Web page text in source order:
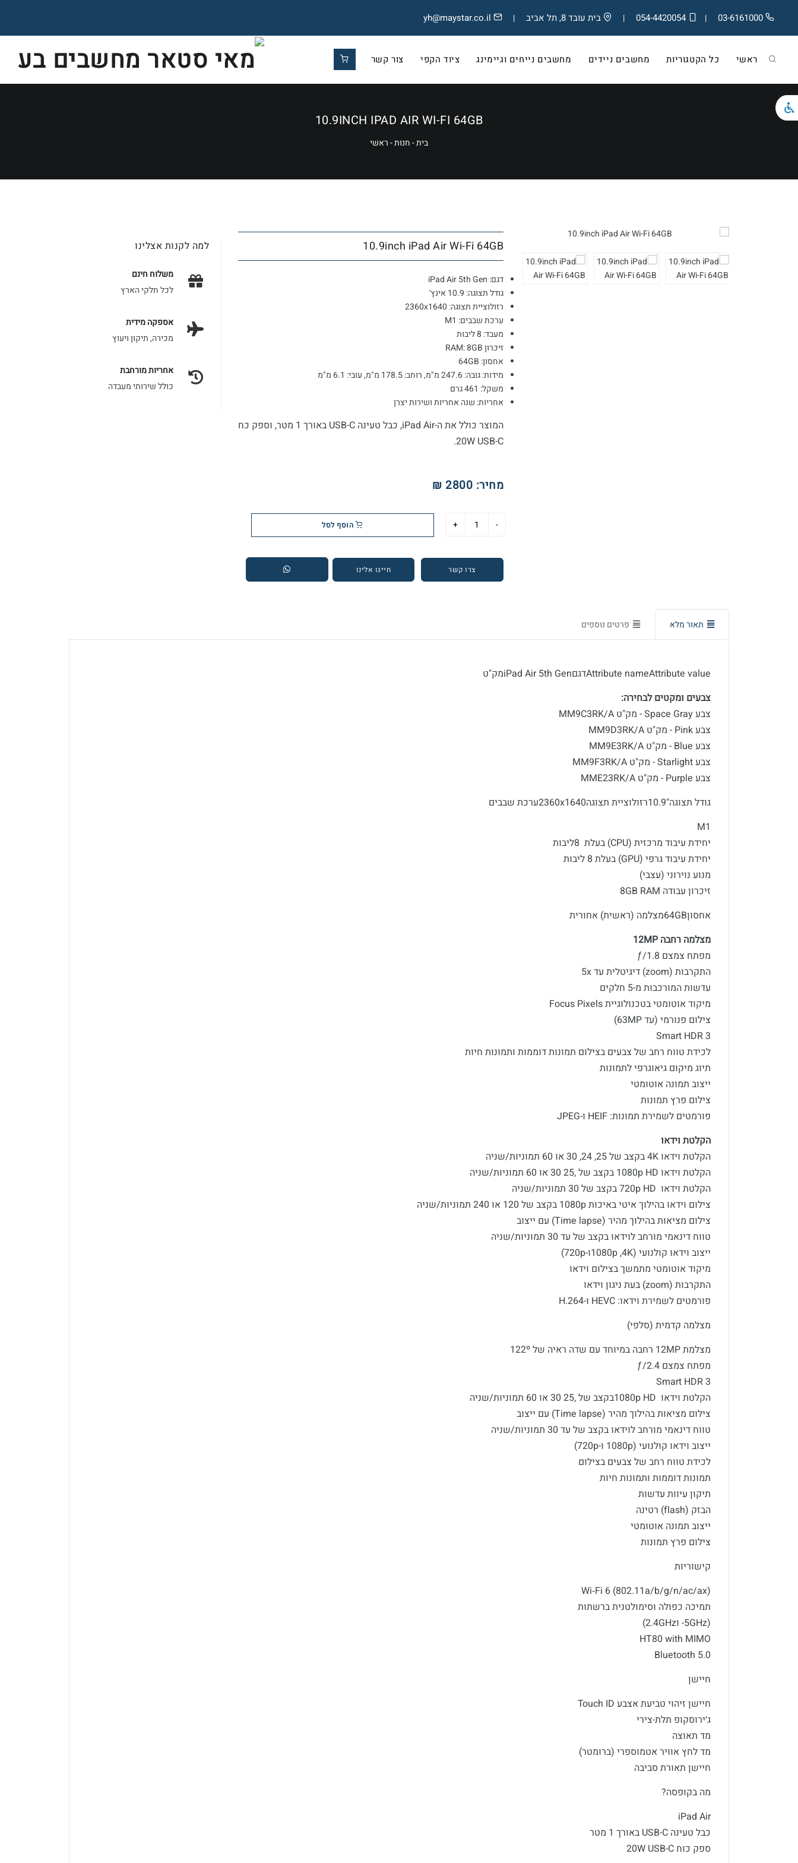
|
| בית עובד 8, תל אביב |
ראשי כל הקטגוריות מחשבים ניידים מחשבים נייחים וגיימינג ציוד הקפי צור קשר
10.9INCH IPAD AIR WI-FI 64GB
בית-חנות-ראשי
10.9inch iPad Air Wi-Fi 64GB
דגם: iPad Air 5th Gen
גודל תצוגה: 10.9 אינץ'
רזולוציית תצוגה: 2360x1640
ערכת שבבים: M1
מעבד: 8 ליבות
זיכרון RAM: 8GB
אחסון: 64GB
מידות: גובה: 247.6 מ"מ, רוחב: 178.5 מ"מ, עובי: 6.1 מ"מ
משקל: 461 גרם
אחריות: שנה אחריות ושירות יצרן
המוצר כולל את ה-iPad Air, כבל טעינה USB-C באורך 1 מטר, וספק כח
20W USB-C.
מחיר: 2800 ₪
הוסף לסל
צרו קשר חייגו אלינו
למה לקנות אצלינו
משלוח חינם
לכל חלקי הארץ
אספקה מידית
מכירה, תיקון ויעוץ
אחריות מורחבת
כולל שירותי מעבדה
תאור מלא פרטים נוספים
Attribute nameAttribute valueדגםiPad Air 5th Genמק"ט
צבעים ומקטים לבחירה:
צבע Space Gray - מק"ט MM9C3RK/A
צבע Pink - מק"ט MM9D3RK/A
צבע Blue - מק"ט MM9E3RK/A
צבע Starlight - מק"ט MM9F3RK/A
צבע Purple - מק"ט MME23RK/A
גודל תצוגה"10.9רזולוציית תצוגה2360x1640ערכת שבבים
M1
יחידת עיבוד מרכזית (CPU) בעלת 8ליבות
יחידת עיבוד גרפי (GPU) בעלת 8 ליבות
מנוע נוירוני (עצבי)
זיכרון עבודה 8GB RAM
אחסון64GBמצלמה (ראשית) אחורית
מצלמה רחבה 12MP
מפתח צמצם ƒ/1.8
התקרבות (zoom) דיגיטלית עד 5x
עדשות המורכבות מ-5 חלקים
מיקוד אוטומטי בטכנולוגיית Focus Pixels
צילום פנורמי (עד 63MP)
Smart HDR 3
לכידת טווח רחב של צבעים בצילום תמונות דוממות ותמונות חיות
תיוג מיקום גיאוגרפי לתמונות
ייצוב תמונה אוטומטי
צילום פרץ תמונות
פורמטים לשמירת תמונות: HEIF ו-JPEG
הקלטת וידאו
הקלטת וידאו 4K בקצב של 25, 24, 30 או 60 תמוניות/שניה
הקלטת וידאו 1080p HD בקצב של ,25 30 או 60 תמוניות/שניה
הקלטת וידאו 720p HD בקצב של 30 תמוניות/שניה
צילום וידאו בהילוך איטי באיכות 1080p בקצב של 120 או 240 תמוניות/שניה
צילום מציאות בהילוך מהיר (Time lapse) עם ייצוב
טווח דינאמי מורחב לוידאו בקצב של עד 30 תמוניות/שניה
ייצוב וידאו קולנועי (1080p ,4Kו-720p)
מיקוד אוטומטי מתמשך בצילום וידאו
התקרבות (zoom) בעת ניגון וידאו
פורמטים לשמירת וידאו: HEVC ו-H.264
מצלמה קדמית (סלפי)
מצלמת 12MP רחבה במיוחד עם שדה ראיה של 122º
מפתח צמצם ƒ/2.4
Smart HDR 3
הקלטת וידאו 1080p HDבקצב של ,25 30 או 60 תמוניות/שניה
צילום מציאות בהילוך מהיר (Time lapse) עם ייצוב
טווח דינאמי מורחב לוידאו בקצב של עד 30 תמוניות/שניה
ייצוב וידאו קולנועי (1080p ו-720p)
לכידת טווח רחב של צבעים בצילום
תמונות דוממות ותמונות חיות
תיקון עיוות עדשות
הבזק (flash) רטינה
ייצוב תמונה אוטומטי
צילום פרץ תמונות
קישוריות
Wi‐Fi 6 (802.11a/b/g/n/ac/ax)
תמיכה כפולה וסימולטנית ברשתות
(5GHz- ו2.4GHz)
HT80 with MIMO
Bluetooth 5.0
חיישן
חיישן זיהוי טביעת אצבע Touch ID
ג׳ירוסקופ תלת-צירי
מד תאוצה
מד לחץ אוויר אטמוספרי (ברומטר)
חיישן תאורת סביבה
מה בקופסה?
iPad Air
כבל טעינה USB-C באורך 1 מטר
ספק כוח 20W USB-C